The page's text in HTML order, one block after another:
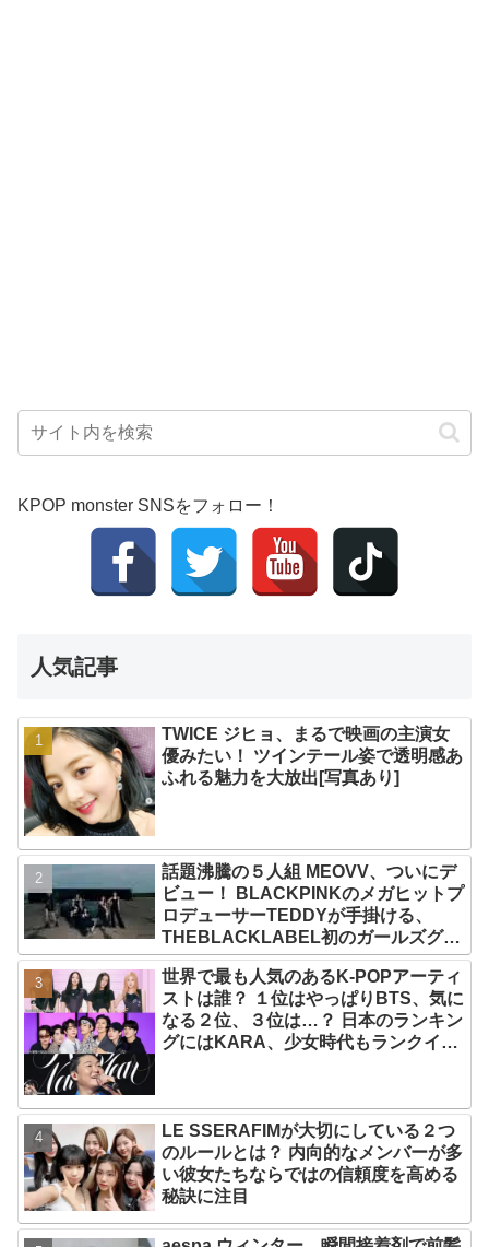
KPOP monster SNSをフォロー！
人気記事
TWICE ジヒョ、まるで映画の主演女
優みたい！ ツインテール姿で透明感あ
ふれる魅力を大放出[写真あり]
話題沸騰の５人組 MEOVV、ついにデ
ビュー！ BLACKPINKのメガヒットプ
ロデューサーTEDDYが手掛ける、
THEBLACKLABEL初のガールズグル
ープ！ デビューシングル「MEOW」
をリリース
世界で最も人気のあるK-POPアーティ
ストは誰？ １位はやっぱりBTS、気に
なる２位、３位は…？ 日本のランキン
グにはKARA、少女時代もランクイ
LE SSERAFIMが大切にしている２つ
のルールとは？ 内向的なメンバーが多
い彼女たちならではの信頼度を高める
秘訣に注目